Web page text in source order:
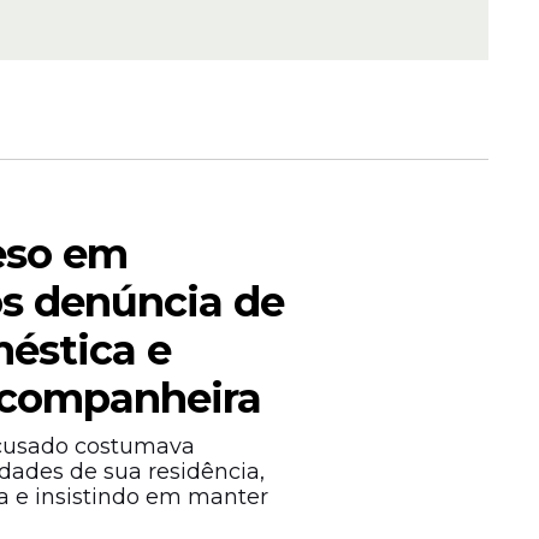
Arena
e
em
denúncia de
e
costumava
de sua residência,
e insistindo em manter